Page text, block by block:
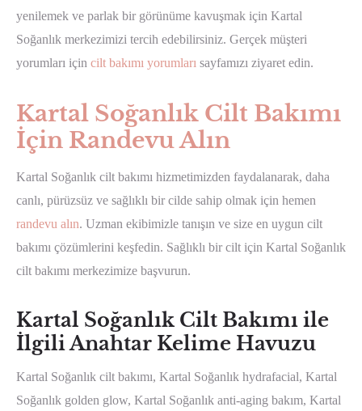
yenilemek ve parlak bir görünüme kavuşmak için Kartal
Soğanlık merkezimizi tercih edebilirsiniz. Gerçek müşteri
yorumları için cilt bakımı yorumları sayfamızı ziyaret edin.
Kartal Soğanlık Cilt Bakımı
İçin Randevu Alın
Kartal Soğanlık cilt bakımı hizmetimizden faydalanarak, daha
canlı, pürüzsüz ve sağlıklı bir cilde sahip olmak için hemen
randevu alın. Uzman ekibimizle tanışın ve size en uygun cilt
bakımı çözümlerini keşfedin. Sağlıklı bir cilt için Kartal Soğanlık
cilt bakımı merkezimize başvurun.
Kartal Soğanlık Cilt Bakımı ile
İlgili Anahtar Kelime Havuzu
Kartal Soğanlık cilt bakımı, Kartal Soğanlık hydrafacial, Kartal
Soğanlık golden glow, Kartal Soğanlık anti-aging bakım, Kartal